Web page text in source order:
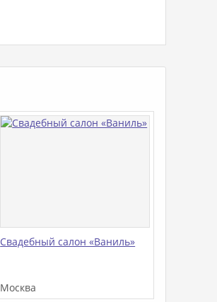
Свадебный салон «Ваниль»
Москва